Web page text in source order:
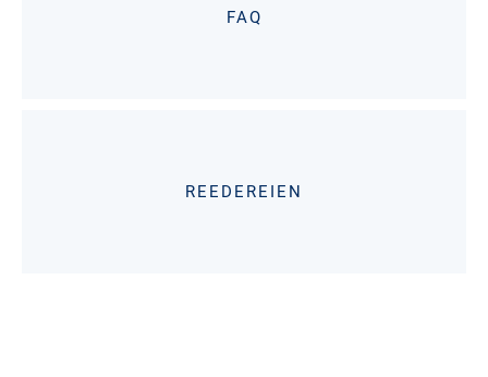
FAQ
REEDEREIEN